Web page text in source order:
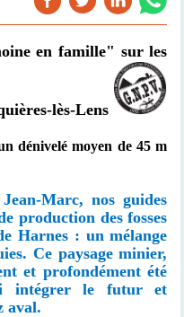
en famille" sur les
lès-Lens
dénivelé moyen de 45 m
Marc, nos guides
production des fosses
Harnes : un mélange
Ce paysage minier,
et profondément été
intégrer le futur et
aval.